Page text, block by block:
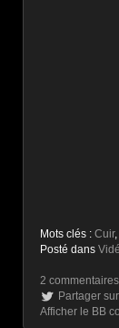
Mots clés : Cuir,
Posté dans
2 commentaires
Partager
Afficher le BB